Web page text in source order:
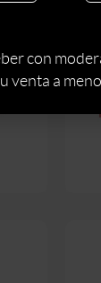
MLcon
venta a